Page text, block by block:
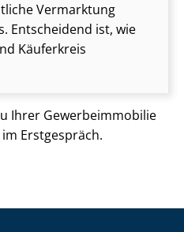
Vermarktung
Entscheidend ist, wie
Käuferkreis
Ihrer Ge­wer­be­im­mo­bi­lie
Erstgespräch.